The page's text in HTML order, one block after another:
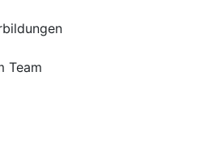
Team